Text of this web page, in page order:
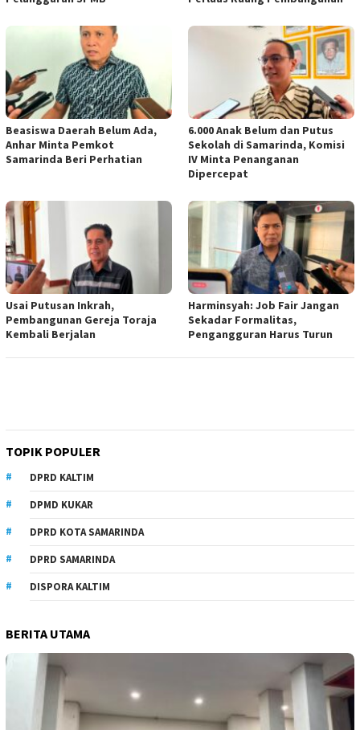
Beasiswa Daerah Belum Ada,
Anhar Minta Pemkot
Samarinda Beri Perhatian
6.000 Anak Belum dan Putus
Sekolah di Samarinda, Komisi
IV Minta Penanganan
Dipercepat
Usai Putusan Inkrah,
Pembangunan Gereja Toraja
Kembali Berjalan
Harminsyah: Job Fair Jangan
Sekadar Formalitas,
Pengangguran Harus Turun
TOPIK POPULER
DPRD KALTIM
DPMD KUKAR
DPRD KOTA SAMARINDA
DPRD SAMARINDA
DISPORA KALTIM
BERITA UTAMA